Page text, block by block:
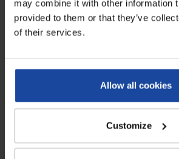
may combine it with other information
provided to them or that they’ve
of their services.
Allow all cookies
Customize